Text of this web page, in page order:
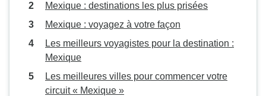
Mexique : destinations les plus prisées
Mexique : voyagez à votre façon
Les meilleurs voyagistes pour la destination :
Mexique
Les meilleures villes pour commencer votre
circuit « Mexique »